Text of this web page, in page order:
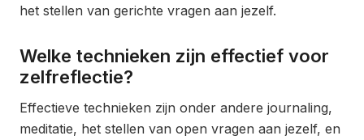
het stellen van gerichte vragen aan jezelf.
Welke technieken zijn effectief voor
zelfreflectie?
Effectieve technieken zijn onder andere journaling,
meditatie, het stellen van open vragen aan jezelf, en